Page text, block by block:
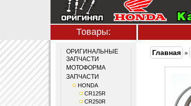
Товары:
ОРИГИНАЛЬНЫЕ
ЗАПЧАСТИ
МОТОФОРМА
ЗАПЧАСТИ
HONDA
CR125R
CR250R
Главная »